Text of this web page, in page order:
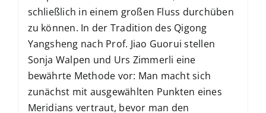
schließlich in einem großen Fluss durchüben
zu können. In der Tradition des Qigong
Yangsheng nach Prof. Jiao Guorui stellen
Sonja Walpen und Urs Zimmerli eine
bewährte Methode vor: Man macht sich
zunächst mit ausgewählten Punkten eines
Meridians vertraut, bevor man den